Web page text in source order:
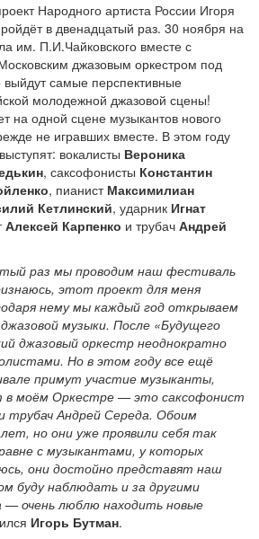
Народного артиста России Игоря
в двенадцатый раз. 30 ноября на
им. П.И.Чайковского вместе с
джазовым оркестром под
самые перспективные
молодежной джазовой сцены!
на одной сцене музыкантов нового
не игравших вместе. В этом году
вокалисты Вероника
, саксофонисты Константин
, пианист Максимилиан
Кетлинский, ударник Игнат
Алексей Карпенко и трубач Андрей
раз мы проводим наш фестиваль
этот проект для меня
нему мы каждый год открываем
музыки. После «Будущего
джазовый оркестр неоднократно
Но в этом году все ещё
примут участие музыканты,
моём Оркестре — это саксофонист
трубач Андрей Середа. Обоим
но они уже проявили себя так
с музыкантами, у которых
они достойно представят наш
буду наблюдать и за другими
очень люблю находить новые
Игорь Бутман.